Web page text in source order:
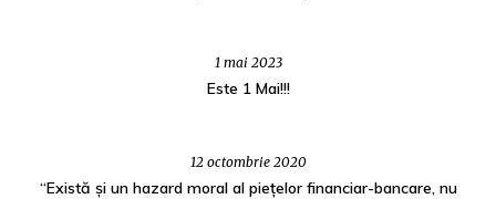
1 mai 2023
Este 1 Mai!!!
12 octombrie 2020
“Există și un hazard moral al piețelor financiar-bancare, nu